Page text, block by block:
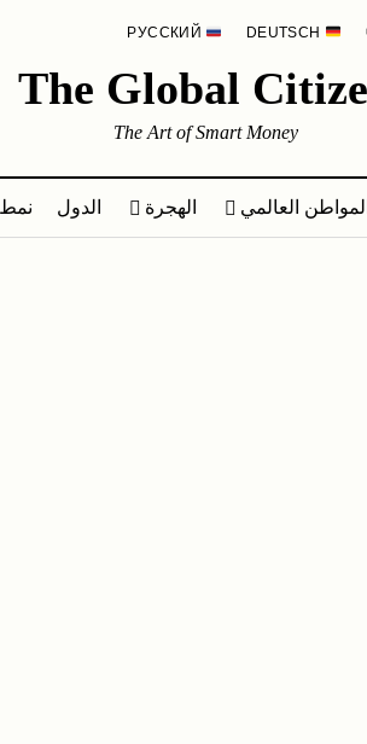
The Global
The Art of Smart Money
العالمي الهجرة الدول نمط